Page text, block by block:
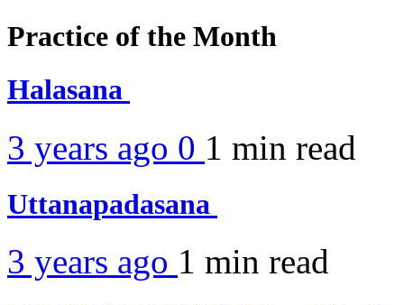
Practice of the Month
Halasana
3 years ago 0 1 min read
Uttanapadasana
3 years ago 1 min read